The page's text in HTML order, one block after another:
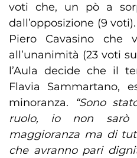
voti che, un pò a
dall’opposizione (9
Piero Cavasino che
all’unanimità (23 voti
l’Aula decide che il
Flavia Sammartano,
minoranza.
“Sono
ruolo, io non sarò
maggioranza ma di
che avranno pari